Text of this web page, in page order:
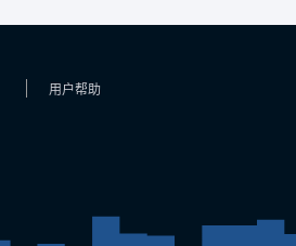
用户帮助